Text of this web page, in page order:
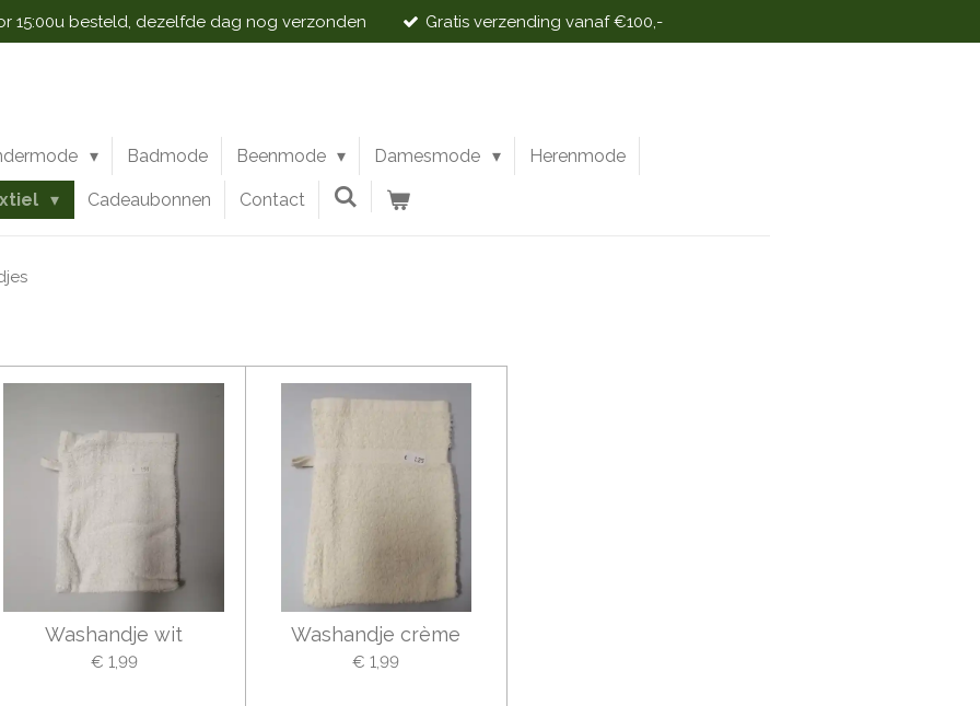
15:00u besteld, dezelfde dag nog verzonden Gratis verzending vanaf €100,-
Badmode Beenmode Damesmode Herenmode
Cadeaubonnen Contact
Washandje wit
€ 1,99
Washandje crème
€ 1,99